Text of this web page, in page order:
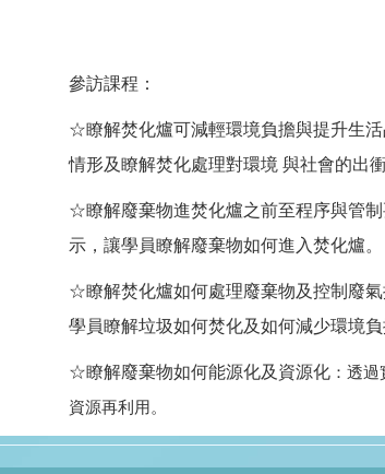
參訪課程：
☆瞭解焚化爐可減輕環境負擔與提升生
情形及瞭解焚化處理對環境 與社會的出衝
☆瞭解廢棄物進焚化爐之前至程序與管
示，讓學員瞭解廢棄物如何進入焚化爐。
☆瞭解焚化爐如何處理廢棄物及控制廢
學員瞭解垃圾如何焚化及如何減少環境負
☆瞭解廢棄物如何能源化及資源化：透過
資源再利用。